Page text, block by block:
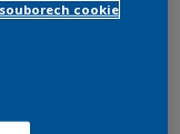
cookie